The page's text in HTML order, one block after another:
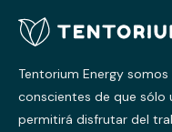
Tentorium Energy
conscientes de que sólo
permitirá disfrutar del